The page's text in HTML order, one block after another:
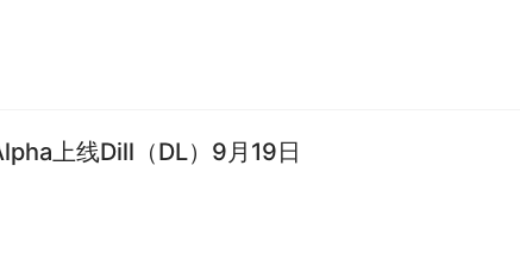
上线Dill（DL）9月19日